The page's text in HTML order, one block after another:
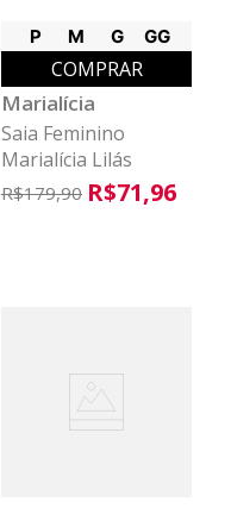
P M G GG
COMPRAR
Marialícia
Saia Feminino
Marialícia Lilás
R$179,90 R$71,96